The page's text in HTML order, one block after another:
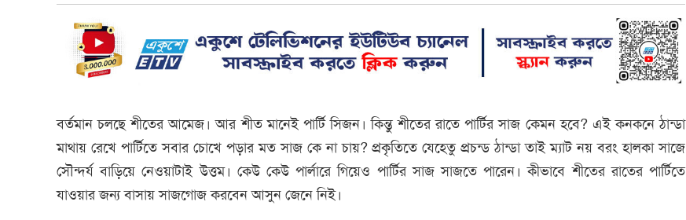
বর্তমান চলছে শীতের আমেজ। আর শীত মানেই পার্টি সিজন। কিন্তু শীতের রাতে পার্টির সাজ কেমন হবে? এই কনকনে ঠান্ডা
মাথায় রেখে পার্টিতে সবার চোখে পড়ার মত সাজ কে না চায়? প্রকৃতিতে যেহেতু প্রচন্ড ঠান্ডা তাই ম্যাট নয় বরং হালকা সাজে
সৌন্দর্য বাড়িয়ে নেওয়াটাই উত্তম। কেউ কেউ পার্লারে গিয়েও পার্টির সাজ সাজতে পারেন। কীভাবে শীতের রাতের পার্টিতে
যাওয়ার জন্য বাসায় সাজগোজ করবেন আসুন জেনে নিই।